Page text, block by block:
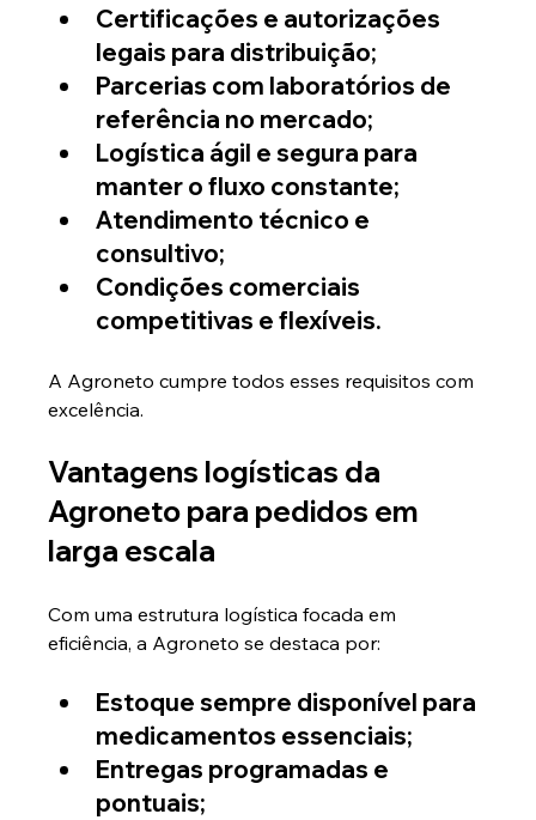
Certificações e autorizações
legais para distribuição;
Parcerias com laboratórios de
referência no mercado;
Logística ágil e segura para
manter o fluxo constante;
Atendimento técnico e
consultivo;
Condições comerciais
competitivas e flexíveis.
A Agroneto cumpre todos esses requisitos com
excelência.
Vantagens logísticas da
Agroneto para pedidos em
larga escala
Com uma estrutura logística focada em
eficiência, a Agroneto se destaca por:
Estoque sempre disponível para
medicamentos essenciais;
Entregas programadas e
pontuais;